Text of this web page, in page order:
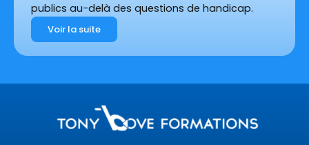
publics au-delà des questions de handicap.
Voir la suite